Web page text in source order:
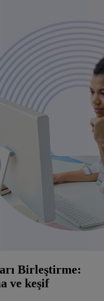
Birleştirme:
ve keşif